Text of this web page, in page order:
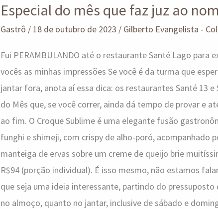
Especial do mês que faz juz ao
Gastrô / 18 de outubro de 2023 / Gilberto Evangelista -
Fui PERAMBULANDO até o restaurante Santé Lago para
vocês as minhas impressões Se você é da turma que
jantar fora, anota aí essa dica: os restaurantes Santé 13
do Mês que, se você correr, ainda dá tempo de provar e
ao fim. O Croque Sublime é uma elegante fusão
funghi e shimeji, com crispy de alho-poró, acompanhado
manteiga de ervas sobre um creme de queijo brie
R$94 (porção individual). É isso mesmo, não estamos
que seja uma ideia interessante, partindo do
no almoço, quanto no jantar, inclusive de sábado e
mês
que
juz
ao
nome